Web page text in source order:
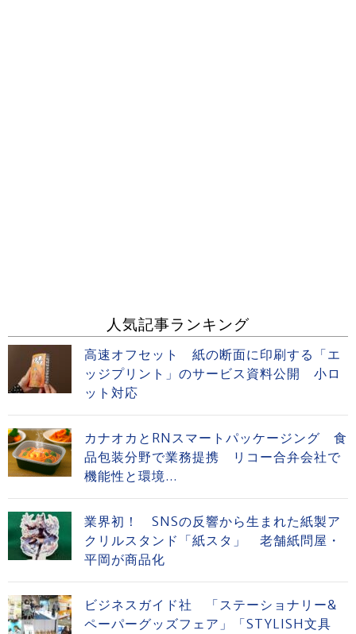
人気記事ランキング
高速オフセット 紙の断面に印刷する「エ
ッジプリント」のサービス資料公開 小ロ
ット対応
カナオカとRNスマートパッケージング 食
品包装分野で業務提携 リコー合弁会社で
機能性と環境...
業界初！ SNSの反響から生まれた紙製ア
クリルスタンド「紙スタ」 老舗紙問屋・
平岡が商品化
ビジネスガイド社 「ステーショナリー&
ペーパーグッズフェア」「STYLISH文具